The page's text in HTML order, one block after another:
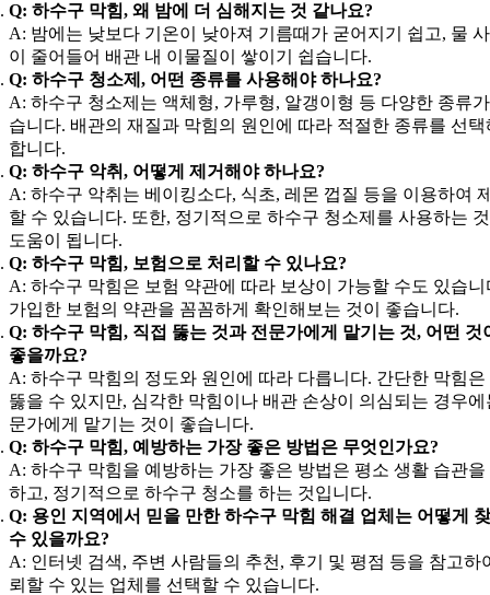
Q: 하수구 막힘, 왜 밤에 더 심해지는 것 같나요?
A: 밤에는 낮보다 기온이 낮아져 기름때가 굳어지기 쉽고, 물
이 줄어들어 배관 내 이물질이 쌓이기 쉽습니다.
Q: 하수구 청소제, 어떤 종류를 사용해야 하나요?
A: 하수구 청소제는 액체형, 가루형, 알갱이형 등 다양한 종류
습니다. 배관의 재질과 막힘의 원인에 따라 적절한 종류를 선택
합니다.
Q: 하수구 악취, 어떻게 제거해야 하나요?
A: 하수구 악취는 베이킹소다, 식초, 레몬 껍질 등을 이용하여
할 수 있습니다. 또한, 정기적으로 하수구 청소제를 사용하는
도움이 됩니다.
Q: 하수구 막힘, 보험으로 처리할 수 있나요?
A: 하수구 막힘은 보험 약관에 따라 보상이 가능할 수도 있습니
가입한 보험의 약관을 꼼꼼하게 확인해보는 것이 좋습니다.
Q: 하수구 막힘, 직접 뚫는 것과 전문가에게 맡기는 것, 어떤 것
좋을까요?
A: 하수구 막힘의 정도와 원인에 따라 다릅니다. 간단한 막힘은
뚫을 수 있지만, 심각한 막힘이나 배관 손상이 의심되는 경우에
문가에게 맡기는 것이 좋습니다.
Q: 하수구 막힘, 예방하는 가장 좋은 방법은 무엇인가요?
A: 하수구 막힘을 예방하는 가장 좋은 방법은 평소 생활 습관을
하고, 정기적으로 하수구 청소를 하는 것입니다.
Q: 용인 지역에서 믿을 만한 하수구 막힘 해결 업체는 어떻게
수 있을까요?
A: 인터넷 검색, 주변 사람들의 추천, 후기 및 평점 등을 참고하
뢰할 수 있는 업체를 선택할 수 있습니다.